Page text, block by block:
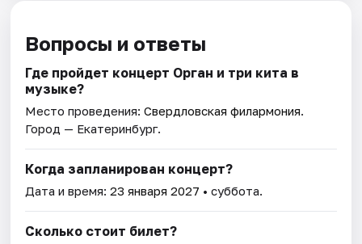
Вопросы и ответы
Где пройдет концерт Орган и три кита в
музыке?
Место проведения:Свердловская филармония.
Город — Екатеринбург.
Когда запланирован концерт?
Дата и время:23 января 2027 • суббота.
Сколько стоит билет?